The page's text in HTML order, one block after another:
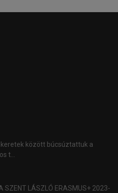
keretek között búcsúztattuk a
t...
SZENT LÁSZLÓ ERASMUS+ 2023-